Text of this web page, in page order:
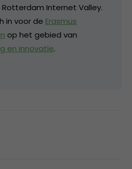
Internet Valley.
in voor de Erasmus
op het gebied van
en innovatie.